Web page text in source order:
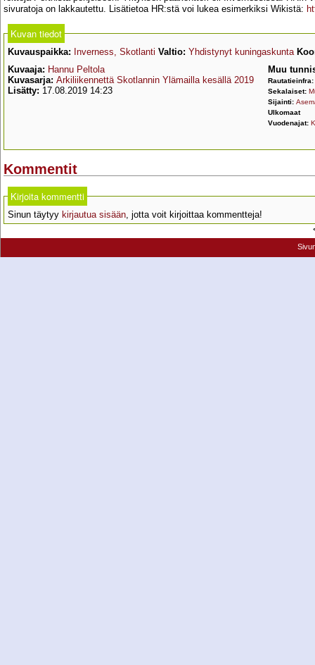
sivuratoja on lakkautettu. Lisätietoa HR:stä voi lukea esimerkiksi Wikistä:
Kuvan tiedot
Kuvauspaikka: Inverness, Skotlanti Valtio: Yhdistynyt kuningaskunta
Kuvaaja: Hannu Peltola
Kuvasarja: Arkiliikennettä Skotlannin Ylämailla kesällä 2019
Lisätty: 17.08.2019 14:23
Muu
Rautatieinfra:
Sekalaiset:
Sijainti:
Ulkomaat
Vuodenajat:
Kommentit
Kirjoita kommentti
Sinun täytyy kirjautua sisään , jotta voit kirjoittaa kommentteja!